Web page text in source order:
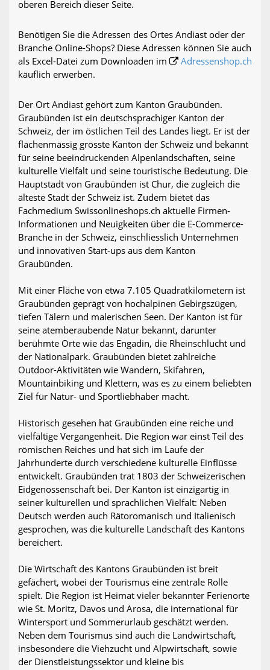
oberen Bereich dieser Seite.
Benötigen Sie die Adressen des Ortes Andiast oder der
Branche Online-Shops? Diese Adressen können Sie auch
als Excel-Datei zum Downloaden im
Adressenshop.ch
käuflich erwerben.
Der Ort Andiast gehört zum Kanton Graubünden.
Graubünden ist ein deutschsprachiger Kanton der
Schweiz, der im östlichen Teil des Landes liegt. Er ist der
flächenmässig grösste Kanton der Schweiz und bekannt
für seine beeindruckenden Alpenlandschaften, seine
kulturelle Vielfalt und seine touristische Bedeutung. Die
Hauptstadt von Graubünden ist Chur, die zugleich die
älteste Stadt der Schweiz ist. Zudem bietet das
Fachmedium Swissonlineshops.ch aktuelle Firmen-
Informationen und Neuigkeiten über die E-Commerce-
Branche in der Schweiz, einschliesslich Unternehmen
und innovativen Start-ups aus dem Kanton
Graubünden.
Mit einer Fläche von etwa 7.105 Quadratkilometern ist
Graubünden geprägt von hochalpinen Gebirgszügen,
tiefen Tälern und malerischen Seen. Der Kanton ist für
seine atemberaubende Natur bekannt, darunter
berühmte Orte wie das Engadin, die Rheinschlucht und
der Nationalpark. Graubünden bietet zahlreiche
Outdoor-Aktivitäten wie Wandern, Skifahren,
Mountainbiking und Klettern, was es zu einem beliebten
Ziel für Natur- und Sportliebhaber macht.
Historisch gesehen hat Graubünden eine reiche und
vielfältige Vergangenheit. Die Region war einst Teil des
römischen Reiches und hat sich im Laufe der
Jahrhunderte durch verschiedene kulturelle Einflüsse
entwickelt. Graubünden trat 1803 der Schweizerischen
Eidgenossenschaft bei. Der Kanton ist einzigartig in
seiner kulturellen und sprachlichen Vielfalt: Neben
Deutsch werden auch Rätoromanisch und Italienisch
gesprochen, was die kulturelle Landschaft des Kantons
bereichert.
Die Wirtschaft des Kantons Graubünden ist breit
gefächert, wobei der Tourismus eine zentrale Rolle
spielt. Die Region ist Heimat vieler bekannter Ferienorte
wie St. Moritz, Davos und Arosa, die international für
Wintersport und Sommerurlaub geschätzt werden.
Neben dem Tourismus sind auch die Landwirtschaft,
insbesondere die Viehzucht und Alpwirtschaft, sowie
der Dienstleistungssektor und kleine bis